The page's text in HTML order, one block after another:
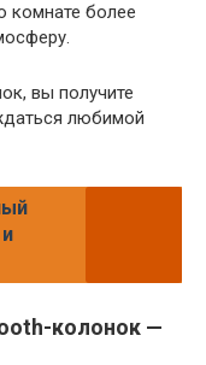
комнате более
вы получите
любимой
колонок —